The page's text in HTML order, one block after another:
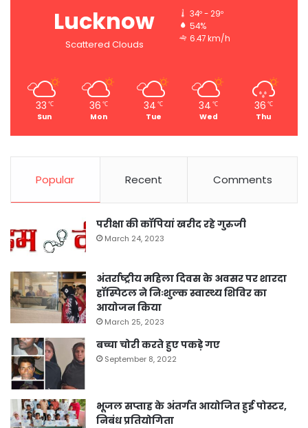
Lucknow
Scattered Clouds
34º - 29º
54%
6.47 km/h
33 ℃
Sun
36 ℃
Mon
34 ℃
Tue
34 ℃
Wed
36 ℃
Thu
Popular Recent Comments
परीक्षा की कॉपियां खरीद रहे गुरुजी
March 24, 2023
अंतर्राष्ट्रीय महिला दिवस के अवसर पर शारदा
हॉस्पिटल ने निःशुल्क स्वास्थ्य शिविर का
आयोजन किया
March 25, 2023
बच्चा चोरी करते हुए पकड़े गए
September 8, 2022
भूजल सप्ताह के अंतर्गत आयोजित हुई पोस्टर,
निबंध प्रतियोगिता